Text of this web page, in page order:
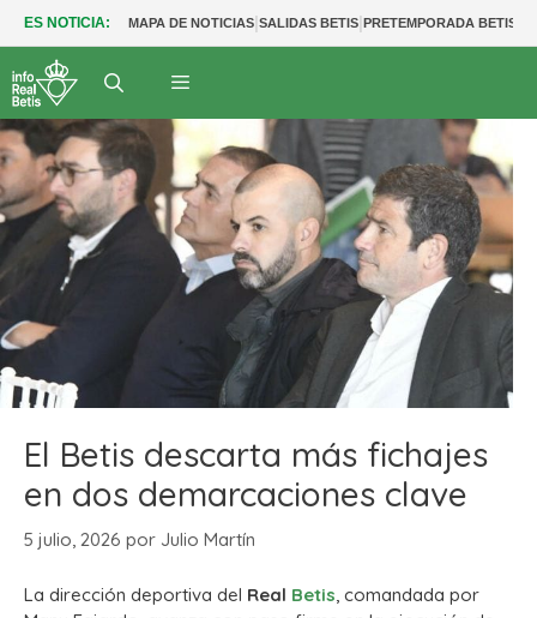
ES NOTICIA: MAPA DE NOTICIAS|SALIDAS BETIS|PRETEMPORADA BETIS
El Betis descarta más fichajes
en dos demarcaciones clave
5 julio, 2026 por Julio Martín
La dirección deportiva del Real Betis, comandada por